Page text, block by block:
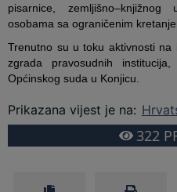
pisarnice,
osobama sa ograničenim
Trenutno su u toku aktivnosti na
zgrada pravosudnih
Općinskog suda u Konjicu.
Prikazana vijest je na:
322